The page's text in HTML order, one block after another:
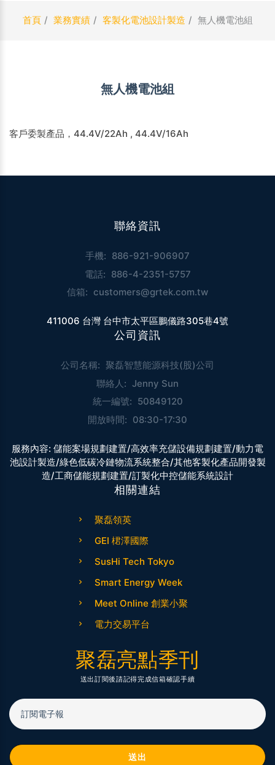
首頁 業務實績 客製化電池設計製造 無人機電池組
無人機電池組
客戶委製產品，44.4V/22Ah , 44.4V/16Ah
聯絡資訊
手機: 886-921-906907
電話: 886-4-2351-5757
信箱: customers@grtek.com.tw
411006 台灣 台中市太平區鵬儀路305巷4號
公司資訊
公司名稱: 聚磊智慧能源科技(股)公司
聯絡人: Jenny Sun
統一編號: 50849120
開放時間: 08:30-17:30
服務內容: 儲能案場規劃建置/高效率充儲設備規劃建置/動力電
池設計製造/綠色低碳冷鏈物流系統整合/其他客製化產品開發製
造/工商儲能規劃建置/訂製化中控儲能系統設計
相關連結
聚磊領英
GEI 桾澤國際
SusHi Tech Tokyo
Smart Energy Week
Meet Online 創業小聚
電力交易平台
聚磊亮點季刊
送出訂閱後請記得完成信箱確認手續
訂閱電子報
送出